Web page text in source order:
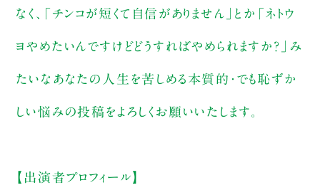
なく、「チンコが短くて自信がありません」とか「ネトウ
ヨやめたいんですけどどうすればやめられますか？」み
たいなあなたの人生を苦しめる本質的・でも恥ずか
しい悩みの投稿をよろしくお願いいたします。
【出演者プロフィール】